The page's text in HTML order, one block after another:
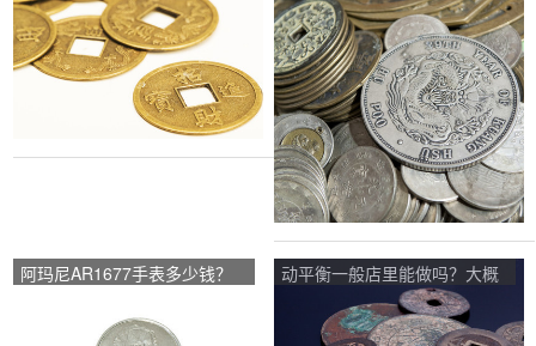
少，正品的，我在美容院打花
了6000我一朋友说1300正
品，进货价，有？
多钱一公斤？
阿玛尼AR1677手表多少钱？
位都有！都说是正品，说可以
动平衡一般店里能做吗？大概
多少钱一次？